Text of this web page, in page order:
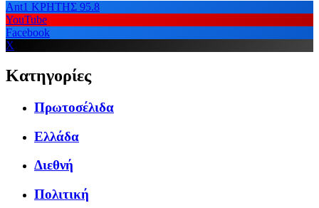
Ant1 ΚΡΗΤΗΣ 95.8
YouTube
Facebook
X
Κατηγορίες
Πρωτοσέλιδα
Ελλάδα
Διεθνή
Πολιτική